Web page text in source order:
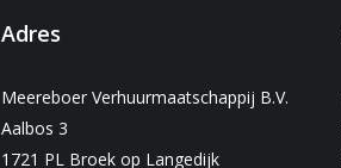
Adres
Meereboer Verhuurmaatschappij B.V.
Aalbos 3
1721 PL Broek op Langedijk